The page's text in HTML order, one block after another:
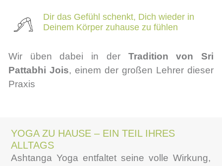
Dir das Gefühl schenkt, Dich wieder in
Deinem Körper zuhause zu fühlen
Wir üben dabei in der Tradition von Sri
Pattabhi Jois, einem der großen Lehrer dieser
Praxis
YOGA ZU HAUSE – EIN TEIL IHRES
ALLTAGS
Ashtanga Yoga entfaltet seine volle Wirkung,